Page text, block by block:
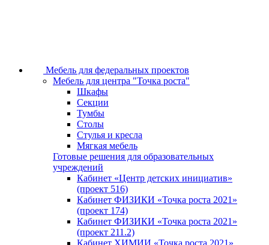
Мебель для федеральных проектов
Мебель для центра "Точка роста"
Шкафы
Секции
Тумбы
Столы
Стулья и кресла
Мягкая мебель
Готовые решения для образовательных
учреждений
Кабинет «Центр детских инициатив»
(проект 516)
Кабинет ФИЗИКИ «Точка роста 2021»
(проект 174)
Кабинет ФИЗИКИ «Точка роста 2021»
(проект 211.2)
Кабинет ХИМИИ «Точка роста 2021»